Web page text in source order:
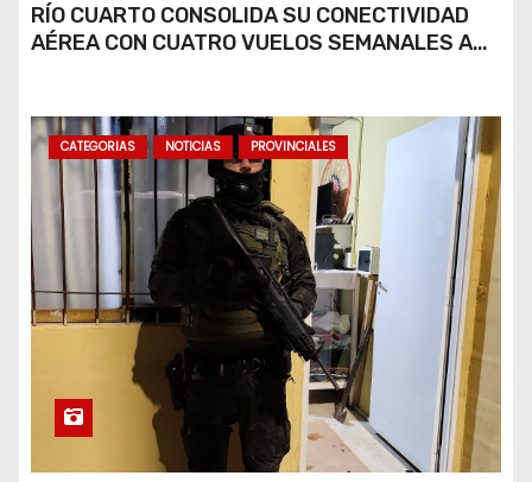
RÍO CUARTO CONSOLIDA SU CONECTIVIDAD
AÉREA CON CUATRO VUELOS SEMANALES A
CATEGORIAS NOTICIAS PROVINCIALES